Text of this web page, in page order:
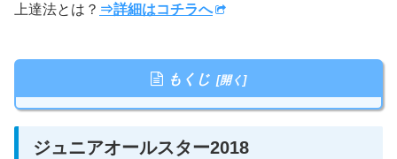
上達法とは？ ⇒詳細はコチラへ
もくじ
ジュニアオールスター2018